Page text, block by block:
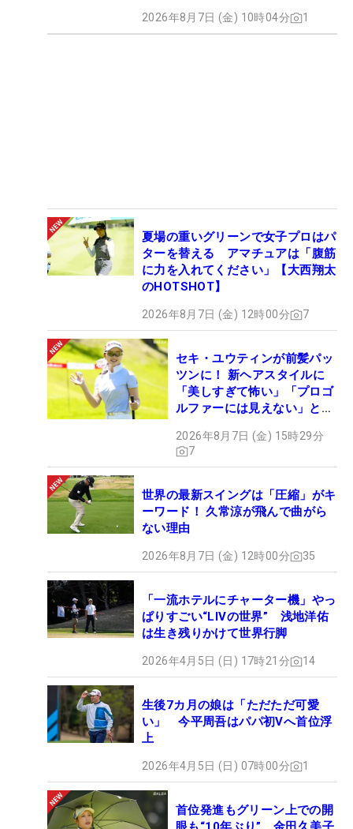
2026年8月7日 (金) 10時04分 1
夏場の重いグリーンで女子プロはパ
ターを替える アマチュアは「腹筋
に力を入れてください」【大西翔太
のHOTSHOT】
2026年8月7日 (金) 12時00分 7
セキ・ユウティンが前髪パッ
ツンに！ 新ヘアスタイルに
「美しすぎて怖い」「プロゴ
ルファーには見えない」とコ
2026年8月7日 (金) 15時29分
7
世界の最新スイングは「圧縮」がキ
ーワード！ 久常涼が飛んで曲がら
ない理由
2026年8月7日 (金) 12時00分 35
「一流ホテルにチャーター機」やっ
ぱりすごい“LIVの世界” 浅地洋佑
は生き残りかけて世界行脚
2026年4月5日 (日) 17時21分 14
生後7カ月の娘は「ただただ可愛
い」 今平周吾はパパ初Vへ首位浮
上
2026年4月5日 (日) 07時00分 1
首位発進もグリーン上での開